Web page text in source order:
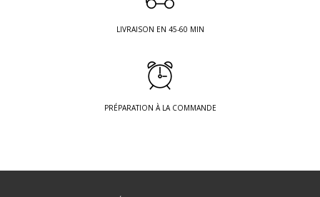
LIVRAISON EN 45-60 MIN
PRÉPARATION À LA COMMANDE